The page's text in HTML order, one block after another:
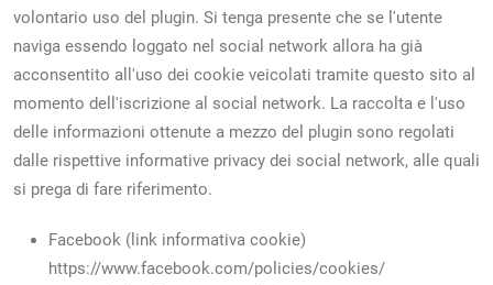
volontario uso del plugin. Si tenga presente che se l'utente
naviga essendo loggato nel social network allora ha già
acconsentito all'uso dei cookie veicolati tramite questo sito al
momento dell'iscrizione al social network. La raccolta e l'uso
delle informazioni ottenute a mezzo del plugin sono regolati
dalle rispettive informative privacy dei social network, alle quali
si prega di fare riferimento.
Facebook (link informativa cookie)
https://www.facebook.com/policies/cookies/